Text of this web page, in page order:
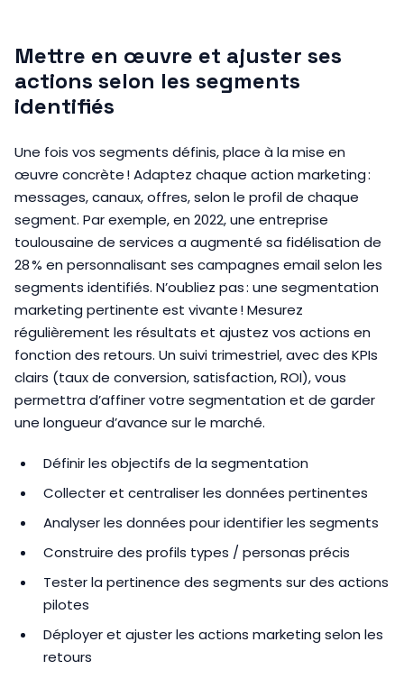
Mettre en œuvre et ajuster ses
actions selon les segments
identifiés
Une fois vos segments définis, place à la mise en
œuvre concrète ! Adaptez chaque action marketing :
messages, canaux, offres, selon le profil de chaque
segment. Par exemple, en 2022, une entreprise
toulousaine de services a augmenté sa fidélisation de
28 % en personnalisant ses campagnes email selon les
segments identifiés. N’oubliez pas : une segmentation
marketing pertinente est vivante ! Mesurez
régulièrement les résultats et ajustez vos actions en
fonction des retours. Un suivi trimestriel, avec des KPIs
clairs (taux de conversion, satisfaction, ROI), vous
permettra d’affiner votre segmentation et de garder
une longueur d’avance sur le marché.
Définir les objectifs de la segmentation
Collecter et centraliser les données pertinentes
Analyser les données pour identifier les segments
Construire des profils types / personas précis
Tester la pertinence des segments sur des actions
pilotes
Déployer et ajuster les actions marketing selon les
retours